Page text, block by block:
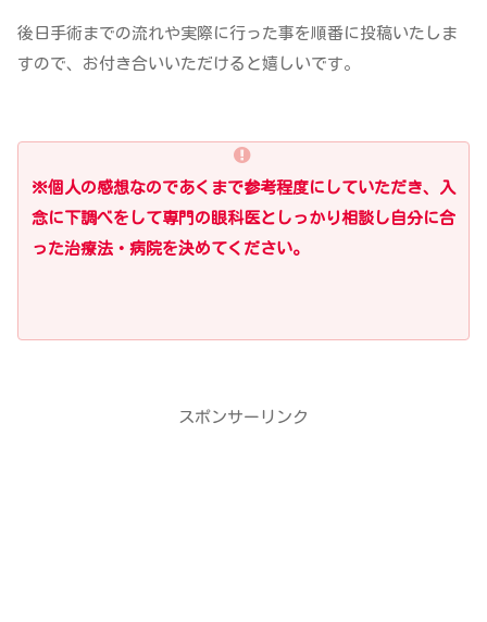
後日手術までの流れや実際に行った事を順番に投稿いたしま
すので、お付き合いいただけると嬉しいです。
※個人の感想なのであくまで参考程度にしていただき、入
念に下調べをして専門の眼科医としっかり相談し自分に合
った治療法・病院を決めてください。
スポンサーリンク